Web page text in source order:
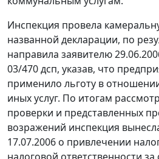
Инспекция провела
названной декларации, по
направила заявителю
03/470 дсп, указав, что
применило льготу в
иных услуг. По итогам
проверки и представленных
возражений инспекция
17.07.2006 о привлечении